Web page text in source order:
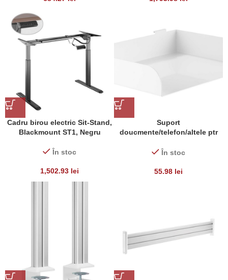
Cadru birou electric Sit-Stand,
Blackmount ST1, Negru
În stoc
1,502.93 lei
Suport
doucmente/telefon/altele ptr
În stoc
55.98 lei